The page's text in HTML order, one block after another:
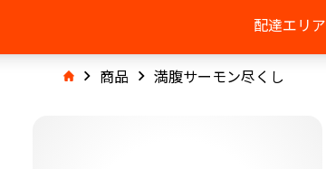
配達エリア
商品 満腹サーモン尽くし